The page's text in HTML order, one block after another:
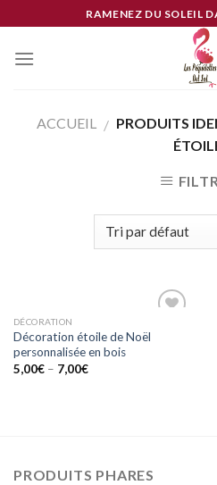
to
content
RAMENEZ DU SOLEIL
ACCUEIL / PRODUITS
DÉCORATION
Décoration étoile de Noël
personnalisée en bois
5,00€– 7,00€
PRODUITS PHARES